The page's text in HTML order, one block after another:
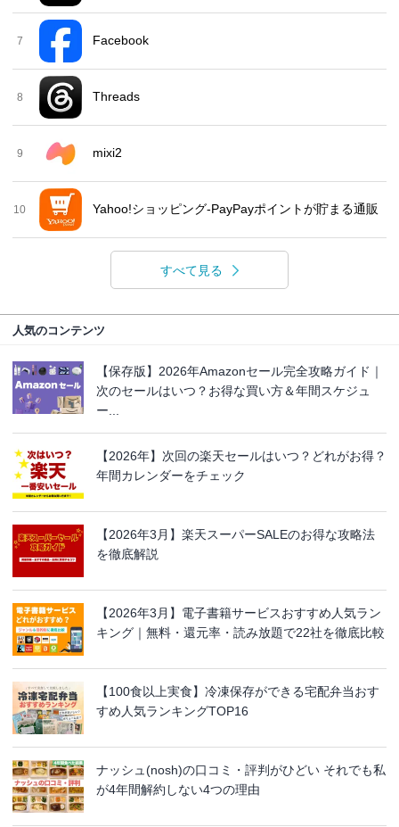
7 Facebook
8 Threads
9 mixi2
10 Yahoo!ショッピング-PayPayポイントが貯まる通販
すべて見る
人気のコンテンツ
【保存版】2026年Amazonセール完全攻略ガイド｜
次のセールはいつ？お得な買い方＆年間スケジュ
ー...
【2026年】次回の楽天セールはいつ？どれがお得？
年間カレンダーをチェック
【2026年3月】楽天スーパーSALEのお得な攻略法
を徹底解説
【2026年3月】電子書籍サービスおすすめ人気ラン
キング｜無料・還元率・読み放題で22社を徹底比較
【100食以上実食】冷凍保存ができる宅配弁当おす
すめ人気ランキングTOP16
ナッシュ(nosh)の口コミ・評判がひどい それでも私
が4年間解約しない4つの理由